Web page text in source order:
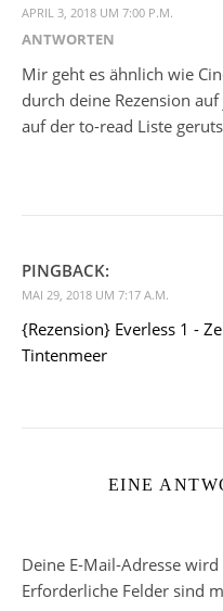
APRIL 3, 2018 UM 7:00 P.M.
ANTWORTEN
Mir geht es ähnlich wie
durch deine Rezension
auf der to-read Liste
PINGBACK:
MAI 29, 2018 UM 7:17 A.M.
{Rezension} Everless 1 -
Tintenmeer
EINE
Deine E-Mail-Adresse
Erforderliche Felder sind